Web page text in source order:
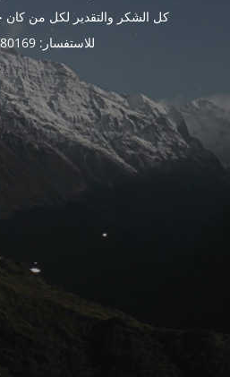
كل الشكر والتقدير لكل من كان
للاستفسار: 0928080169